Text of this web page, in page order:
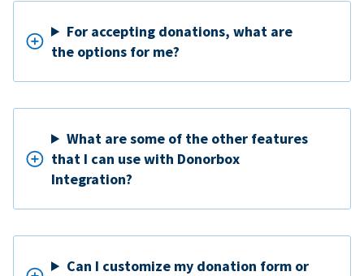
For accepting donations, what are
the options for me?
What are some of the other features
that I can use with Donorbox
Integration?
Can I customize my donation form or